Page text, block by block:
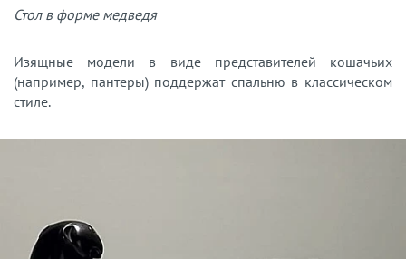
Стол в форме медведя
Изящные модели в виде представителей кошачьих
(например, пантеры) поддержат спальню в классическом
стиле.